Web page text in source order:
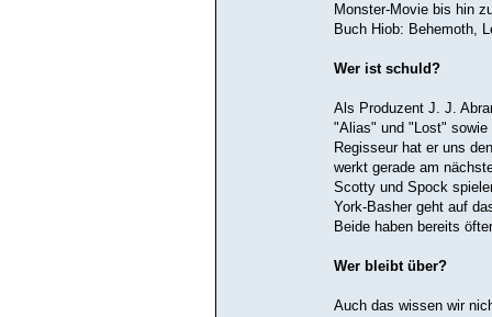
Monster-Movie bis hin
Buch Hiob: Behemoth,
Wer ist schuld?
Als Produzent J. J.
"Alias" und "Lost" sowie
Regisseur hat er uns
werkt gerade am
Scotty und Spock
York-Basher geht auf
Beide haben bereits
Wer bleibt über?
Auch das wissen wir